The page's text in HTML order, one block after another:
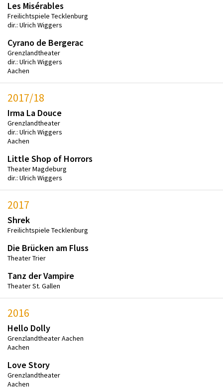
Les Misérables
Freilichtspiele Tecklenburg
dir.: Ulrich Wiggers
Cyrano de Bergerac
Grenzlandtheater
dir.: Ulrich Wiggers
Aachen
2017/18
Irma La Douce
Grenzlandtheater
dir.: Ulrich Wiggers
Aachen
Little Shop of Horrors
Theater Magdeburg
dir.: Ulrich Wiggers
2017
Shrek
Freilichtspiele Tecklenburg
Die Brücken am Fluss
Theater Trier
Tanz der Vampire
Theater St. Gallen
2016
Hello Dolly
Grenzlandtheater Aachen
Aachen
Love Story
Grenzlandtheater
Aachen